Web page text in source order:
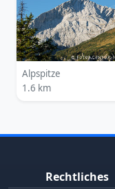
Alpspitze
1.6 km
Rechtliches